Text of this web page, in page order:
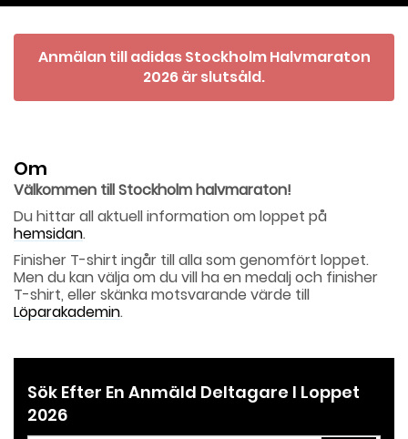
Anmälan till adidas Stockholm Halvmaraton
2026 är slutsåld.
Om
Välkommen till Stockholm halvmaraton!
Du hittar all aktuell information om loppet på
hemsidan.
Finisher T-shirt ingår till alla som genomfört loppet.
Men du kan välja om du vill ha en medalj och finisher
T-shirt, eller skänka motsvarande värde till
Löparakademin.
Sök Efter En Anmäld Deltagare I Loppet
2026